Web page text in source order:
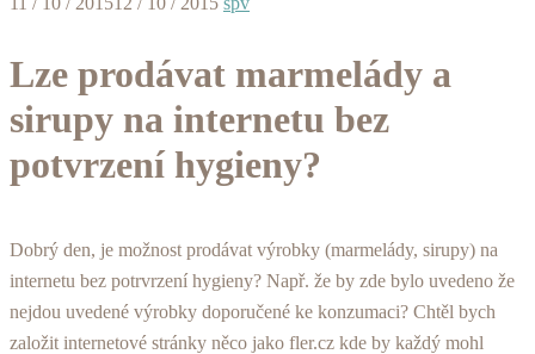
Lze prodávat marmelády a
sirupy na internetu bez
potvrzení hygieny?
Dobrý den, je možnost prodávat výrobky (marmelády, sirupy) na
internetu bez potrvrzení hygieny? Např. že by zde bylo uvedeno že
nejdou uvedené výrobky doporučené ke konzumaci? Chtěl bych
založit internetové stránky něco jako fler.cz kde by každý mohl